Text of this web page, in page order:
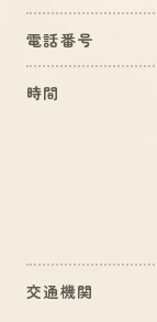
電話番号
時間
交通機関